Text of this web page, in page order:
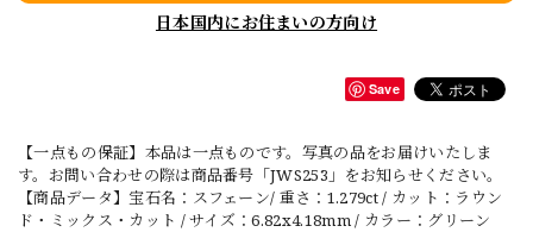
日本国内にお住まいの方向け
Save
【一点もの保証】本品は一点ものです。写真の品をお届けいたしま
す。お問い合わせの際は商品番号「JWS253」をお知らせください。
【商品データ】宝石名：スフェーン/ 重さ：1.279ct / カット：ラウン
ド・ミックス・カット / サイズ：6.82x4.18mm / カラー：グリーン